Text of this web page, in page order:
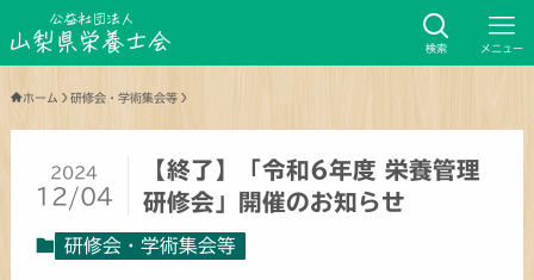
検索 メニュー
ホーム 研修会・学術集会等
【終了】「令和6年度 栄養管理
研修会」開催のお知らせ
2024
12/04
研修会・学術集会等